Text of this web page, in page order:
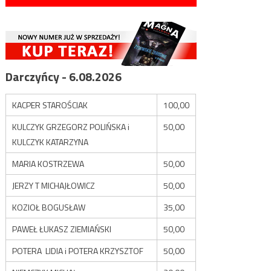
Darczyńcy - 6.08.2026
KACPER STAROŚCIAK
100,00
KULCZYK GRZEGORZ POLIŃSKA i
KULCZYK KATARZYNA
50,00
MARIA KOSTRZEWA
50,00
JERZY T MICHAJŁOWICZ
50,00
KOZIOŁ BOGUSŁAW
35,00
PAWEŁ ŁUKASZ ZIEMIAŃSKI
50,00
POTERA LIDIA i POTERA KRZYSZTOF
50,00